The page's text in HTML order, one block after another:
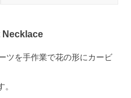
Necklace
ツを手作業で花の形にカービ